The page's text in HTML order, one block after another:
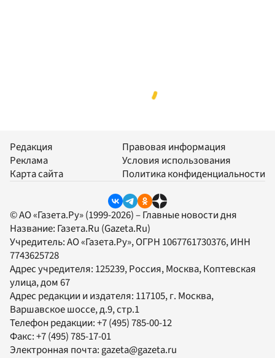
Редакция
Реклама
Карта сайта
Правовая информация
Условия использования
Политика конфиденциальности
© АО «Газета.Ру» (1999-2026) – Главные новости дня
Название: Газета.Ru (Gazeta.Ru)
Учредитель:АО «Газета.Ру», ОГРН 1067761730376, ИНН
7743625728
Адрес учредителя: 125239, Россия, Москва, Коптевская
улица, дом 67
Адрес редакции и издателя: 117105, г. Москва,
Варшавское шоссе, д.9, стр.1
Телефон редакции:+7 (495) 785-00-12
Факс:+7 (495) 785-17-01
Электронная почта: gazeta@gazeta.ru